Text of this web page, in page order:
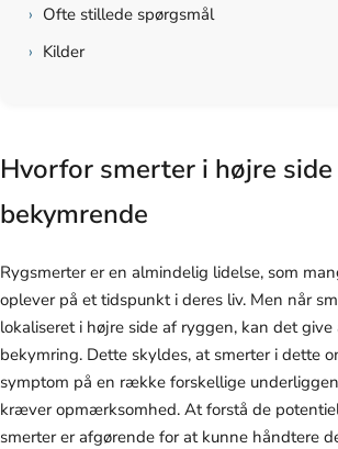
› Ofte stillede spørgsmål
› Kilder
Hvorfor smerter i højre
bekymrende
Rygsmerter er en almindelig lidelse, som
oplever på et tidspunkt i deres liv. Men når
lokaliseret i højre side af ryggen, kan det
bekymring. Dette skyldes, at smerter i dette
symptom på en række forskellige
kræver opmærksomhed. At forstå de
smerter er afgørende for at kunne håndtere